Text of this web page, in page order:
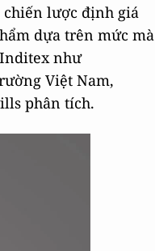
chiến lược định giá
dựa trên mức mà
Inditex như
Việt Nam,
phân tích.